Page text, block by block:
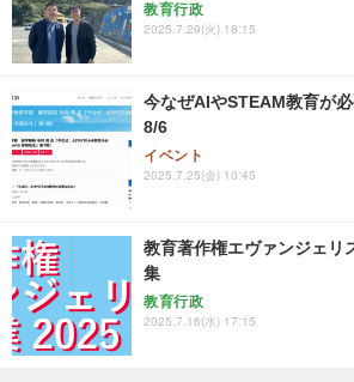
教育行政
2025.7.29(火) 18:15
今なぜAIやSTEAM教育が
8/6
イベント
2025.7.25(金) 10:45
教育著作権エヴァンジェ
集
教育行政
2025.7.16(水) 17:15